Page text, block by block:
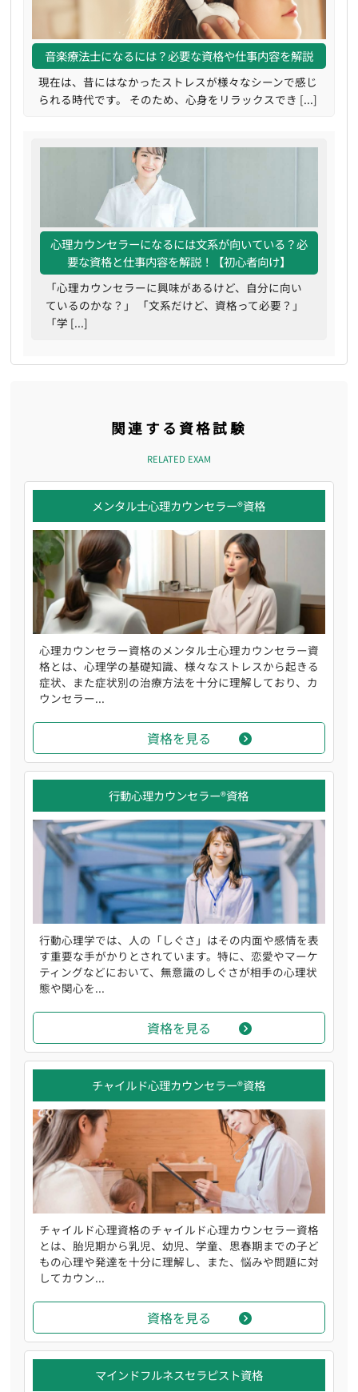
音楽療法士になるには？必要な資格や仕事内容を解説
現在は、昔にはなかったストレスが様々なシーンで感じ
られる時代です。 そのため、心身をリラックスでき [...]
心理カウンセラーになるには文系が向いている？必
要な資格と仕事内容を解説！【初心者向け】
「心理カウンセラーに興味があるけど、自分に向い
ているのかな？」 「文系だけど、資格って必要？」
「学 [...]
関連する資格試験
RELATED EXAM
メンタル士心理カウンセラー®資格
心理カウンセラー資格のメンタル士心理カウンセラー資
格とは、心理学の基礎知識、様々なストレスから起きる
症状、また症状別の治療方法を十分に理解しており、カ
ウンセラー...
資格を見る
行動心理カウンセラー®資格
行動心理学では、人の「しぐさ」はその内面や感情を表
す重要な手がかりとされています。特に、恋愛やマーケ
ティングなどにおいて、無意識のしぐさが相手の心理状
態や関心を...
資格を見る
チャイルド心理カウンセラー®資格
チャイルド心理資格のチャイルド心理カウンセラー資格
とは、胎児期から乳児、幼児、学童、思春期までの子ど
もの心理や発達を十分に理解し、また、悩みや問題に対
してカウン...
資格を見る
マインドフルネスセラピスト資格